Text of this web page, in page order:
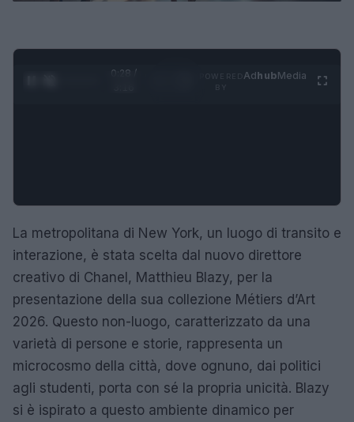
0:28 /
AdhubMedia
La metropolitana di New York, un luogo di transito e
interazione, è stata scelta dal nuovo direttore
creativo di Chanel, Matthieu Blazy, per la
presentazione della sua collezione Métiers d’Art
2026. Questo non-luogo, caratterizzato da una
varietà di persone e storie, rappresenta un
microcosmo della città, dove ognuno, dai politici
agli studenti, porta con sé la propria unicità. Blazy
si è ispirato a questo ambiente dinamico per